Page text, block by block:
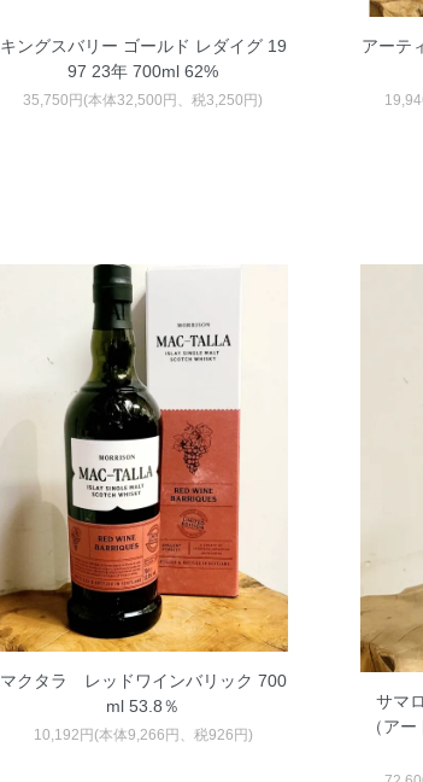
キングスバリー ゴールド レダイグ 19
97 23年 700ml 62%
35,750円(本体32,500円、税3,250円)
アーテ
マクタラ レッドワインバリック 700
ml 53.8％
10,192円(本体9,266円、税926円)
サマ
（ア